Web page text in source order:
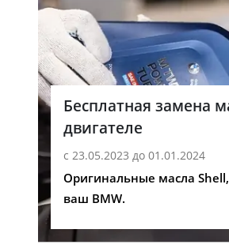
Бесплатная замена
двигателе
с 23.05.2023 до 01.01.2024
Оригинальные масла
ваш BMW.